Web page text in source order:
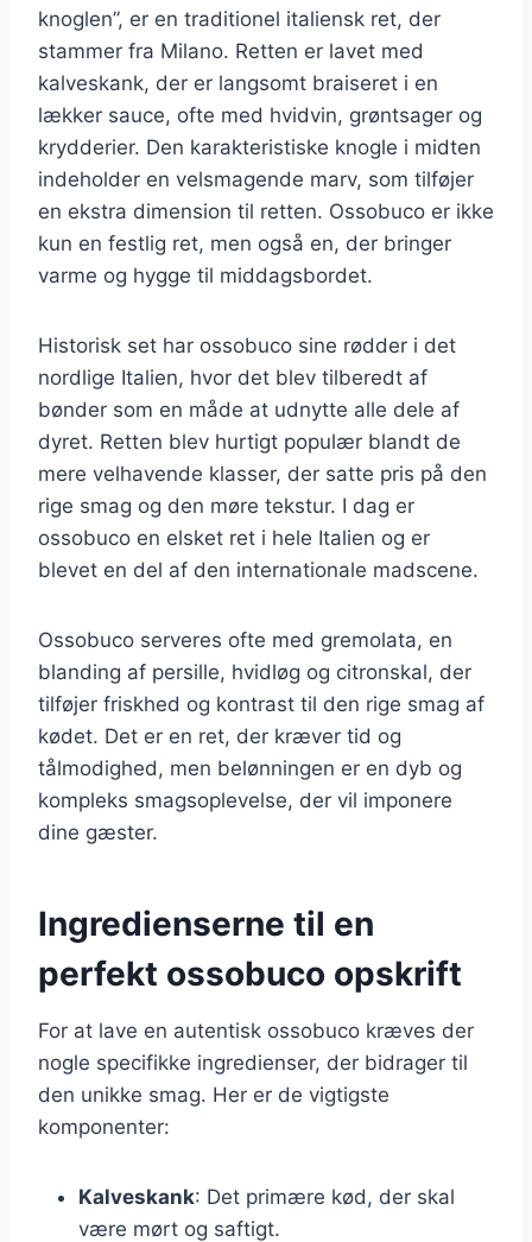
knoglen”, er en traditionel italiensk ret, der
stammer fra Milano. Retten er lavet med
kalveskank, der er langsomt braiseret i en
lækker sauce, ofte med hvidvin, grøntsager og
krydderier. Den karakteristiske knogle i midten
indeholder en velsmagende marv, som tilføjer
en ekstra dimension til retten. Ossobuco er ikke
kun en festlig ret, men også en, der bringer
varme og hygge til middagsbordet.
Historisk set har ossobuco sine rødder i det
nordlige Italien, hvor det blev tilberedt af
bønder som en måde at udnytte alle dele af
dyret. Retten blev hurtigt populær blandt de
mere velhavende klasser, der satte pris på den
rige smag og den møre tekstur. I dag er
ossobuco en elsket ret i hele Italien og er
blevet en del af den internationale madscene.
Ossobuco serveres ofte med gremolata, en
blanding af persille, hvidløg og citronskal, der
tilføjer friskhed og kontrast til den rige smag af
kødet. Det er en ret, der kræver tid og
tålmodighed, men belønningen er en dyb og
kompleks smagsoplevelse, der vil imponere
dine gæster.
Ingredienserne til en
perfekt ossobuco opskrift
For at lave en autentisk ossobuco kræves der
nogle specifikke ingredienser, der bidrager til
den unikke smag. Her er de vigtigste
komponenter:
Kalveskank: Det primære kød, der skal
være mørt og saftigt.